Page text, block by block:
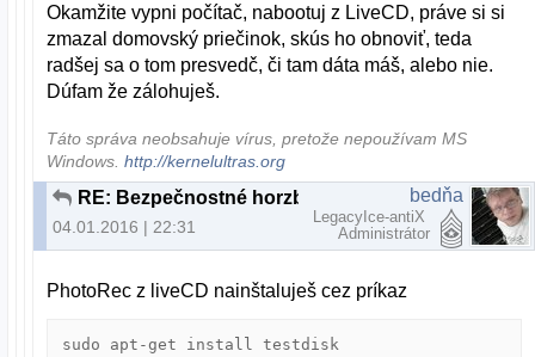
Okamžite vypni počítač, nabootuj z LiveCD, práve si si
zmazal domovský priečinok, skús ho obnoviť, teda
radšej sa o tom presvedč, či tam dáta máš, alebo nie.
Dúfam že zálohuješ.
Táto správa neobsahuje vírus, pretože nepoužívam MS
Windows.http://kernelultras.org
04.01.2016 | 22:31
bedňa
LegacyIce-antiX
Administrátor
PhotoRec z liveCD nainštaluješ cez príkaz
sudo apt-get install testdisk